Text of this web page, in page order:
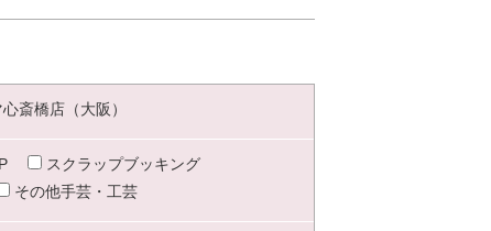
斎橋店（大阪）
スクラップブッキング
その他手芸・工芸